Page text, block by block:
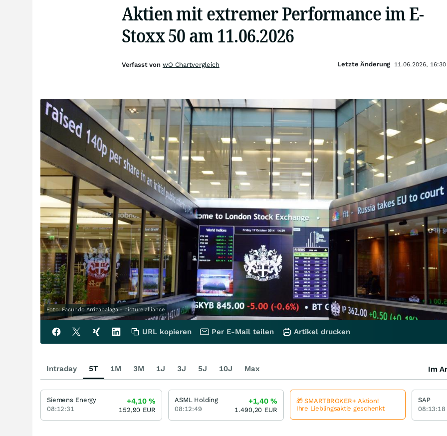
Aktien mit extremer Performance im E-
Stoxx 50 am 11.06.2026
Foto: Facundo Arrizabalaga - picture alliance
Verfasst von wO Chartvergleich Letzte Änderung 11.06.2026, 16:30
URL kopieren Per E-Mail teilen Artikel drucken
Intraday 5T 1M 3M 1J 3J 5J 10J Max Im
Siemens Energy
08:12:31
+4,10%
152,90 EUR
ASML Holding
08:12:49
+1,40%
1.490,20 EUR
🎁 SMARTBROKER+ Aktion!
Ihre Lieblingsaktie geschenkt
SAP
08:13:18